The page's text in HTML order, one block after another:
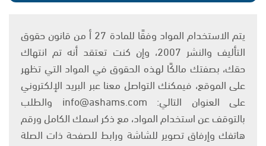
يتم الاستخدام المواد وفقًا للمادة 27 أ من قانون حقوق
التأليف والنشر 2007، وإن كنت تعتقد أنه تم انتهاك
حقك، بصفتك مالكًا لهذه الحقوق في المواد التي تظهر
على الموقع، فيمكنك التواصل معنا عبر البريد الإلكتروني
على العنوان التالي: info@ashams.com والطلب
بالتوقف عن استخدام المواد، مع ذكر اسمك الكامل ورقم
هاتفك وإرفاق تصوير للشاشة ورابط للصفحة ذات الصلة